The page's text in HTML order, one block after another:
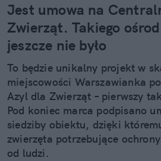
Jest umowa na
Zwierząt. Takiego
jeszcze nie było
To będzie unikalny projekt w
miejscowości Warszawianka
Azyl dla Zwierząt – pierwszy
Pod koniec marca podpisano
siedziby obiektu, dzięki
zwierzęta potrzebujące
od ludzi.